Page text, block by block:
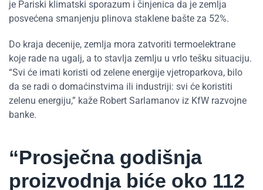
je Pariski klimatski sporazum i činjenica da je zemlja
posvećena smanjenju plinova staklene bašte za 52%.
Do kraja decenije, zemlja mora zatvoriti termoelektrane
koje rade na ugalj, a to stavlja zemlju u vrlo tešku situaciju.
“Svi će imati koristi od zelene energije vjetroparkova, bilo
da se radi o domaćinstvima ili industriji: svi će koristiti
zelenu energiju,” kaže Robert Sarlamanov iz KfW razvojne
banke.
“Prosječna godišnja
proizvodnja biće oko 112